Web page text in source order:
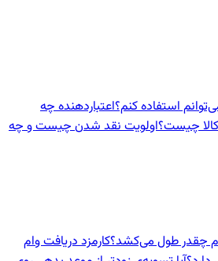
استفاده کنم؟اعتباردهنده‌ چه
کالا چیست؟اولویت نقد شدن چیست و چه
چقدر طول می‌کشد؟کارمزد دریافت وام